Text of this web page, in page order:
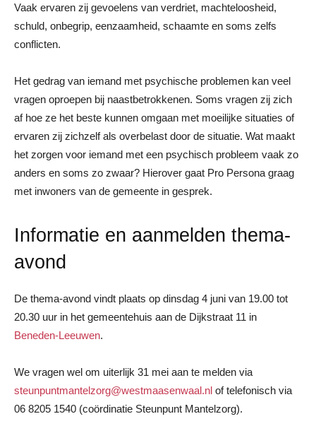
Vaak ervaren zij gevoelens van verdriet, machteloosheid,
schuld, onbegrip, eenzaamheid, schaamte en soms zelfs
conflicten.
Het gedrag van iemand met psychische problemen kan veel
vragen oproepen bij naastbetrokkenen. Soms vragen zij zich
af hoe ze het beste kunnen omgaan met moeilijke situaties of
ervaren zij zichzelf als overbelast door de situatie. Wat maakt
het zorgen voor iemand met een psychisch probleem vaak zo
anders en soms zo zwaar? Hierover gaat Pro Persona graag
met inwoners van de gemeente in gesprek.
Informatie en aanmelden thema-
avond
De thema-avond vindt plaats op dinsdag 4 juni van 19.00 tot
20.30 uur in het gemeentehuis aan de Dijkstraat 11 in
Beneden-Leeuwen.
We vragen wel om uiterlijk 31 mei aan te melden via
steunpuntmantelzorg@westmaasenwaal.nl of telefonisch via
06 8205 1540 (coördinatie Steunpunt Mantelzorg).